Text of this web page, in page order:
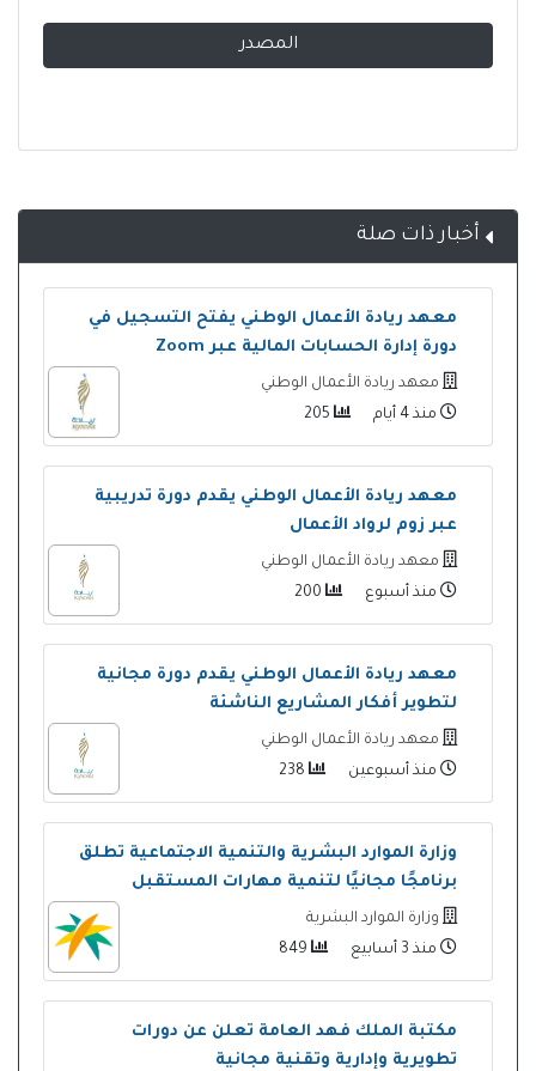
المصدر
أخبار ذات صلة
معهد ريادة الأعمال الوطني يفتح التسجيل في
دورة إدارة الحسابات المالية عبر Zoom
معهد ريادة الأعمال الوطني
منذ 4 أيام
معهد ريادة الأعمال الوطني يقدم دورة تدريبية
عبر زوم لرواد الأعمال
معهد ريادة الأعمال الوطني
منذ أسبوع
معهد ريادة الأعمال الوطني يقدم دورة مجانية
لتطوير أفكار المشاريع الناشئة
معهد ريادة الأعمال الوطني
منذ أسبوعين
وزارة الموارد البشرية والتنمية الاجتماعية تطلق
برنامجًا مجانيًا لتنمية مهارات المستقبل
وزارة الموارد البشرية
منذ 3 أسابيع
مكتبة الملك فهد العامة تعلن عن دورات
تطويرية وإدارية وتقنية مجانية